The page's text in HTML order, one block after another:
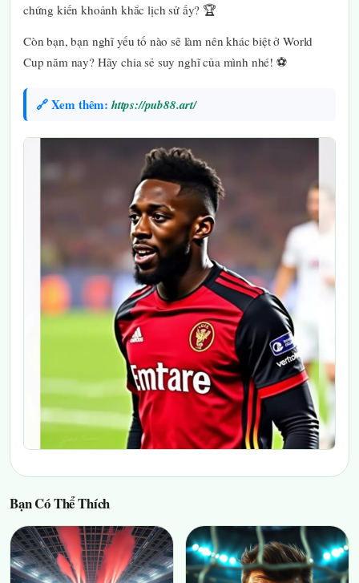
chứng kiến khoảnh khắc lịch sử ấy? 🏆
Còn bạn, bạn nghĩ yếu tố nào sẽ làm nên khác biệt ở World
Cup năm nay? Hãy chia sẻ suy nghĩ của mình nhé! ⚽
🔗 Xem thêm: https://pub88.art/
Bạn Có Thể Thích